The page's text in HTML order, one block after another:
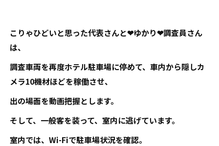
こりゃひどいと思った代表さんと❤ゆかり❤調査員さん
は、
調査車両を再度ホテル駐車場に停めて、車内から隠しカ
メラ10機材ほどを稼働させ、
出の場面を動画把握とします。
そして、一般客を装って、室内に逃げています。
室内では、Wi-Fiで駐車場状況を確認。